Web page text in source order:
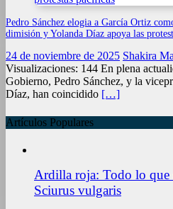
Pedro Sánchez elogia a García Ortiz
dimisión y Yolanda Díaz apoya las
24 de noviembre de 2025 Shakira
Visualizaciones: 144 En plena
Gobierno, Pedro Sánchez, y la
Díaz, han coincidido […]
Artículos Populares
Ardilla roja: Todo lo que
Sciurus vulgaris